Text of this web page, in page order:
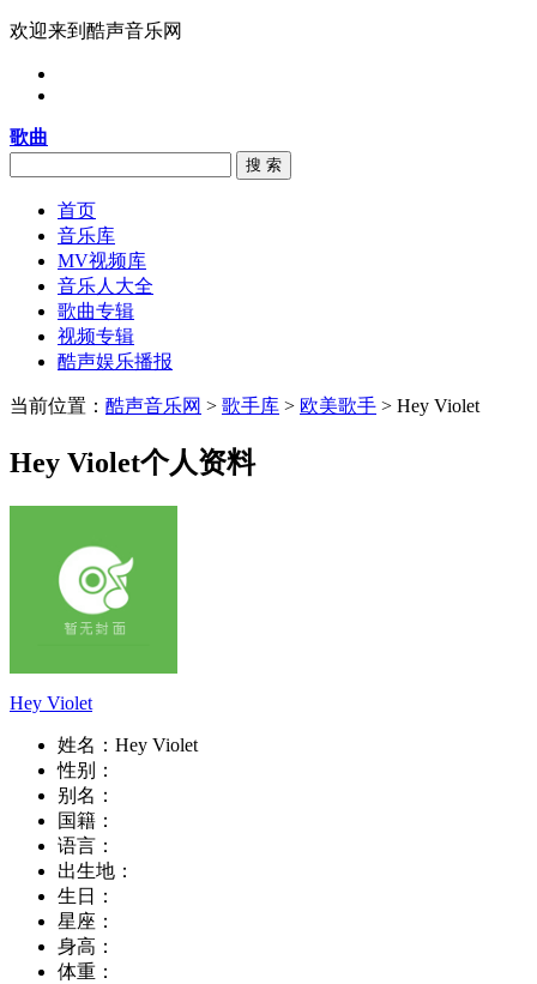
欢迎来到酷声音乐网
歌曲
搜 索
首页
音乐库
MV视频库
音乐人大全
歌曲专辑
视频专辑
酷声娱乐播报
当前位置： 酷声音乐网 > 歌手库 > 欧美歌手 > Hey Violet
Hey Violet个人资料
Hey Violet
姓名： Hey Violet
性别：
别名：
国籍：
语言：
出生地：
生日：
星座：
身高：
体重：